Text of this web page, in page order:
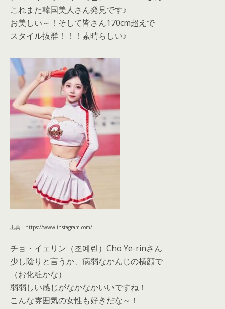
これまた韓国美人さん発見です♪
お美しい～！そして皆さん170cm超えで
スタイル抜群！！！素晴らしい♪
出典：https://www.instagram.com/
チョ・イェリン（조예린）Cho Ye-rinさん
少し陰りと言うか、病弱なかんじの横顔で
（お化粧かな）
弱弱しい感じがなかなかいいですね！
こんな雰囲気の女性も好きだな～！